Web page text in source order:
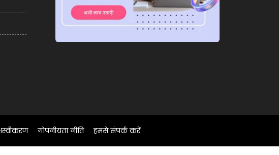
गोपनीयता नीति हमसे संपर्क करें